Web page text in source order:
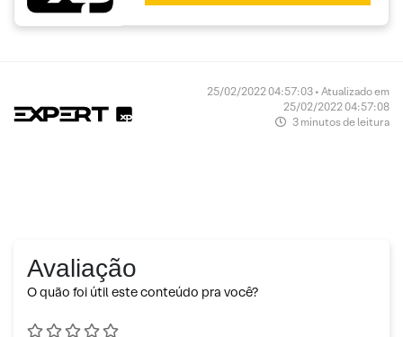
25/02/2022 04:57:03 • Atualizado em
25/02/2022 04:57:08
3 minutos de leitura
Avaliação
O quão foi útil este conteúdo pra você?